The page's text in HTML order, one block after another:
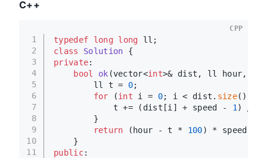
C++
1
2
3
4
5
6
7
8
9
10
11
typedef long long ll;
class
Solution {
private:
bool
ok (vector<int>& dist, ll hour,
        ll t =
0;
for (int i = 0; i < dist. size() -
            t += (dist[i] + speed -
1 ) /
        }
return (hour - t * 100) * speed
    }
public:
CPP